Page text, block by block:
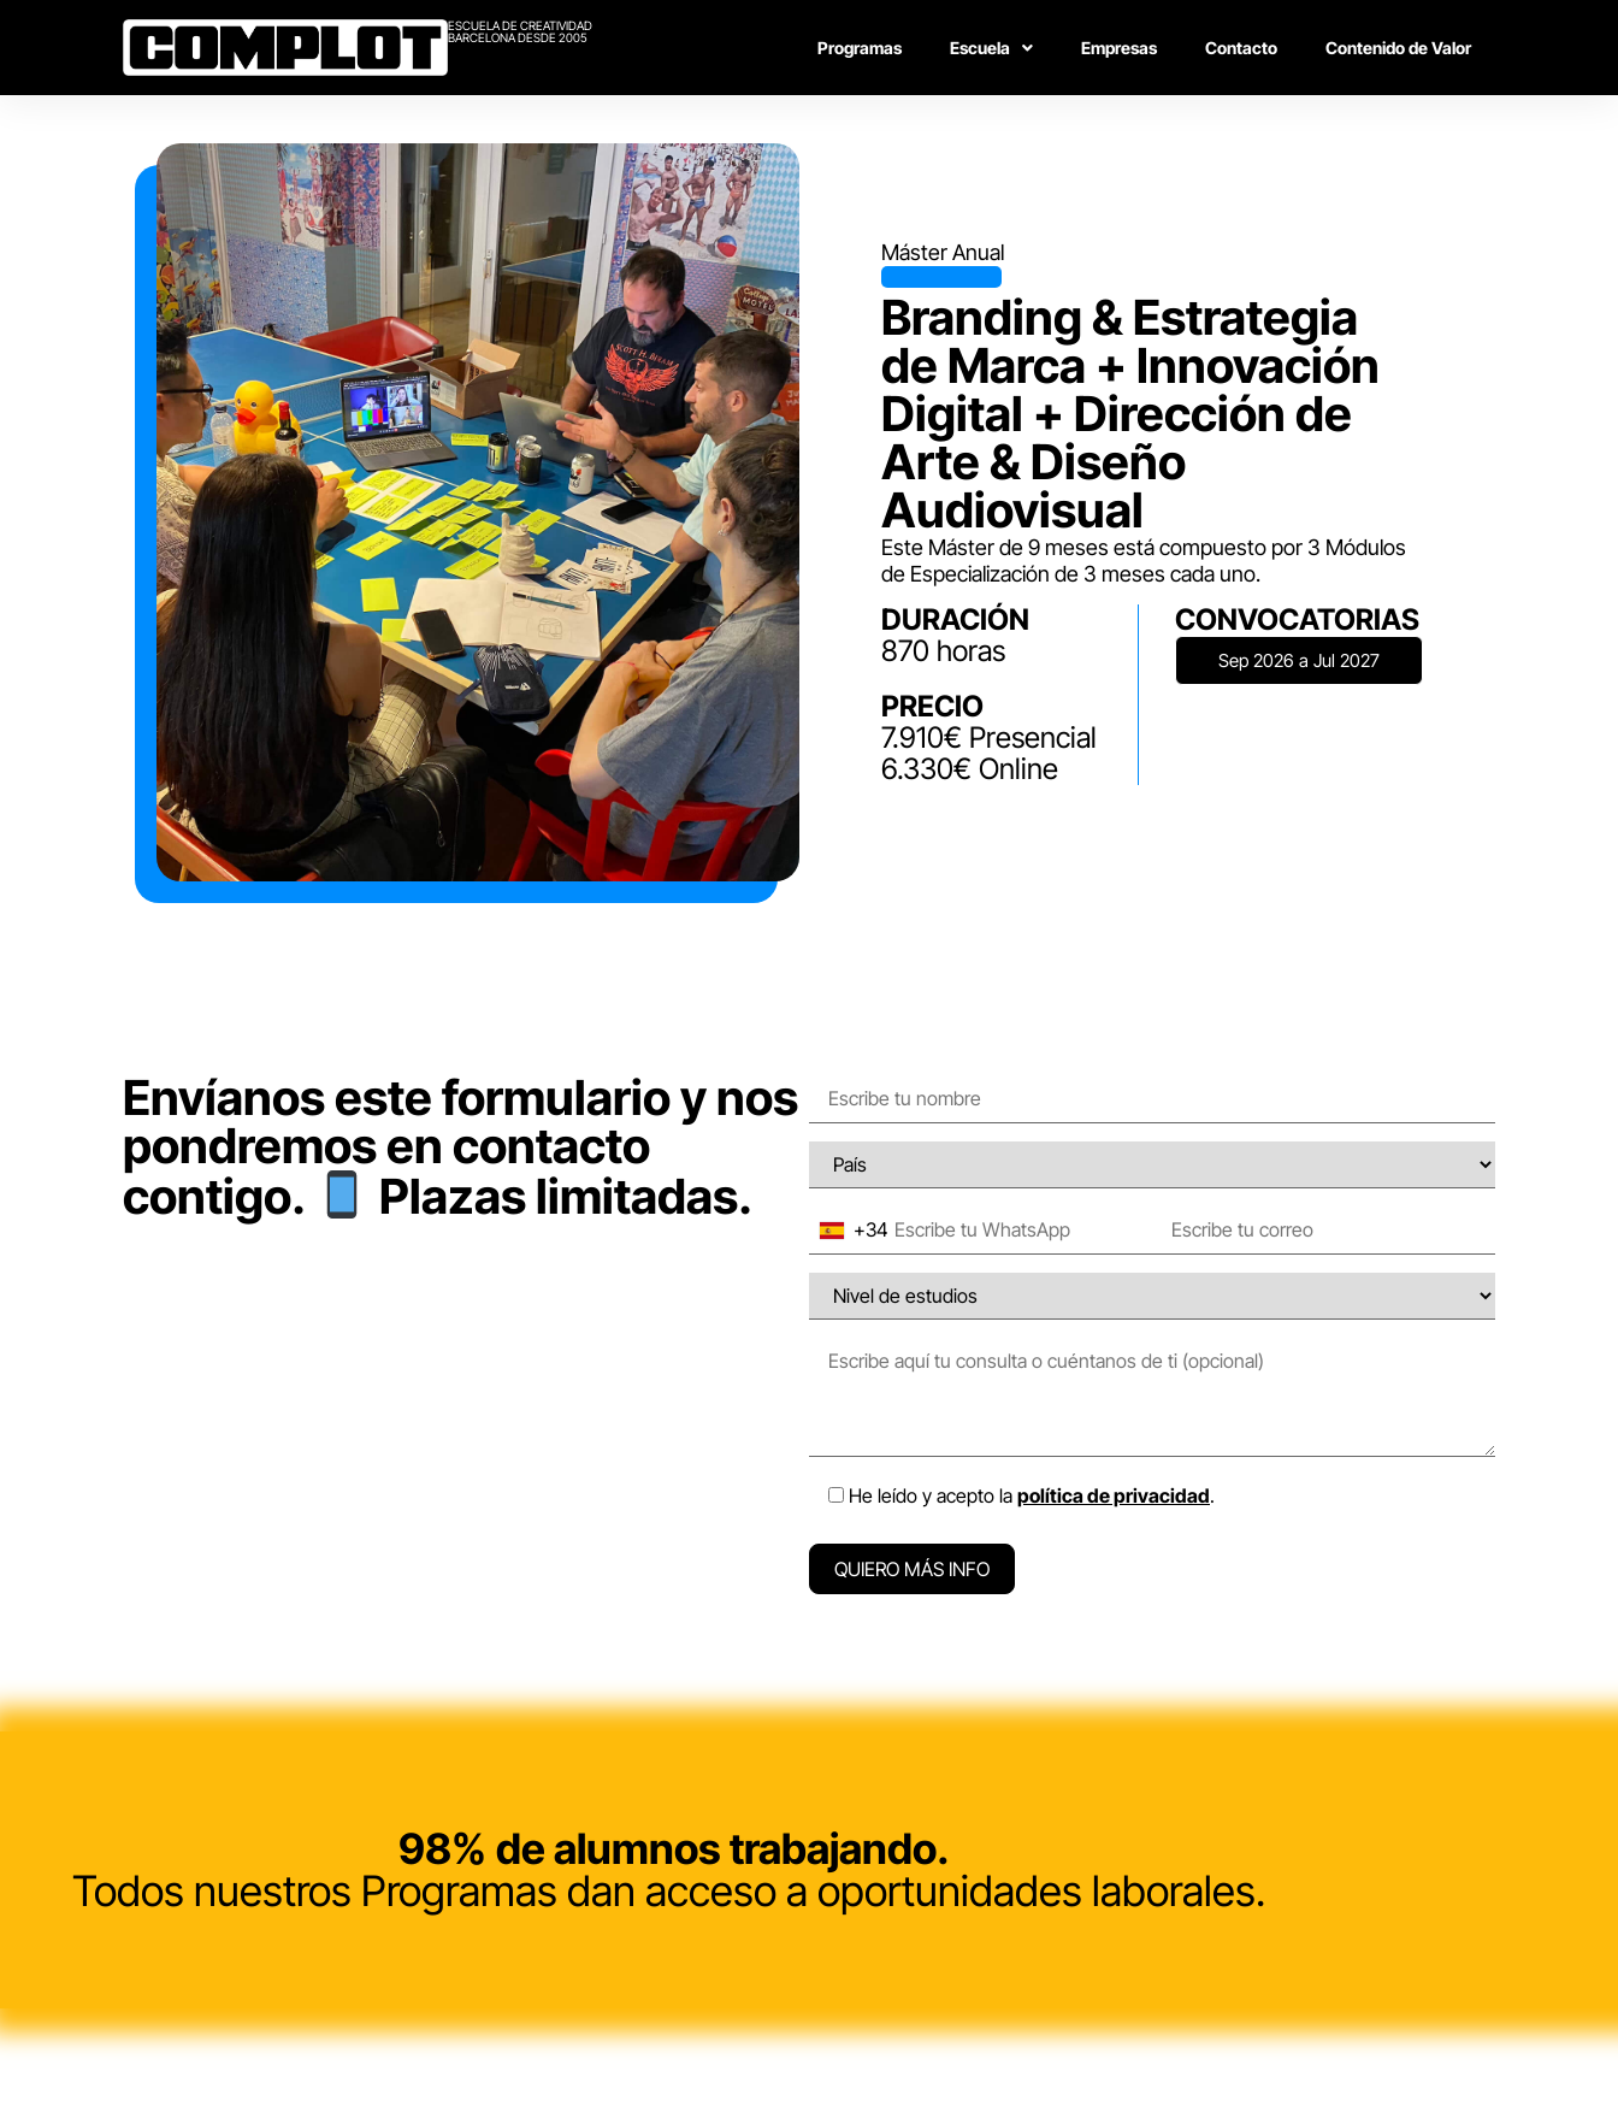
ESCUELA DE CREATIVIDAD
BARCELONA DESDE 2005
Programas Escuela Empresas Contacto Contenido de Valor
Máster Anual
Branding & Estrategia
de Marca + Innovación
Digital + Dirección de
Arte & Diseño
Audiovisual
Este Máster de 9 meses está compuesto por 3 Módulos
de Especialización de 3 meses cada uno.
DURACIÓN
870 horas
PRECIO
7.910€ Presencial
6.330€ Online
CONVOCATORIAS
Sep 2026 a Jul 2027
Envíanos este formulario y nos
pondremos en contacto
contigo.
Plazas limitadas.
+34
He leído y acepto la política de privacidad.
98% de alumnos trabajando.
Todos nuestros Programas dan acceso a oportunidades laborales.